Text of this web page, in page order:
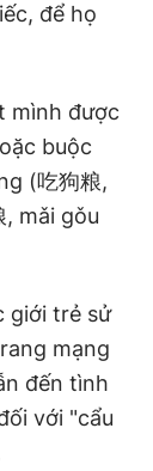
để họ
mình được
buộc
(吃狗粮,
mǎi gǒu
giới trẻ sử
mạng
đến tình
với "cẩu